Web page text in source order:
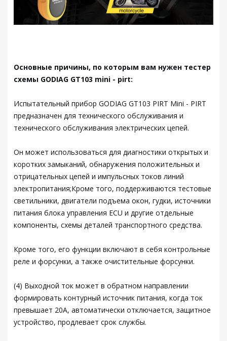
Основные причины, по которым вам нужен тестер
схемы GODIAG GT103 mini - pirt:
Испытательный прибор GODIAG GT103 PIRT Mini - PIRT
предназначен для технического обслуживания и
технического обслуживания электрических цепей.
Он может использоваться для диагностики открытых и
коротких замыканий, обнаружения положительных и
отрицательных цепей и импульсных токов линий
электропитания;Кроме того, поддерживаются тестовые
светильники, двигатели подъема окон, гудки, источники
питания блока управления ECU и другие отдельные
компоненты, схемы деталей транспортного средства.
Кроме того, его функции включают в себя контрольные
реле и форсунки, а также очистительные форсунки.
(4) Выходной ток может в обратном направлении
формировать контурный источник питания, когда ток
превышает 20А, автоматически отключается, защитное
устройство, продлевает срок службы.